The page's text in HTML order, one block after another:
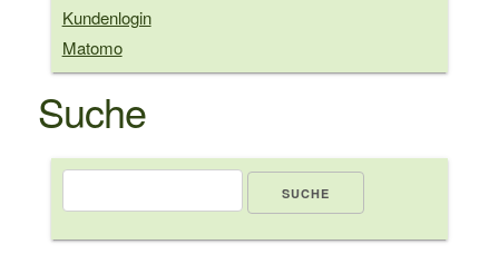
Kundenlogin
Matomo
Suche